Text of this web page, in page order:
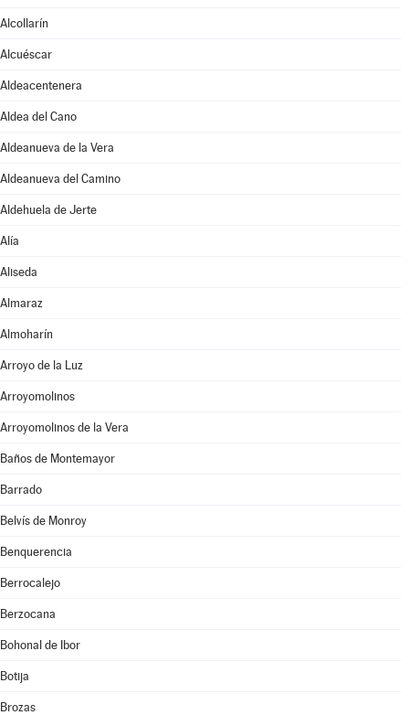
Alcollarín
Alcuéscar
Aldeacentenera
Aldea del Cano
Aldeanueva de la Vera
Aldeanueva del Camino
Aldehuela de Jerte
Alía
Aliseda
Almaraz
Almoharín
Arroyo de la Luz
Arroyomolinos
Arroyomolinos de la Vera
Baños de Montemayor
Barrado
Belvís de Monroy
Benquerencia
Berrocalejo
Berzocana
Bohonal de Ibor
Botija
Brozas